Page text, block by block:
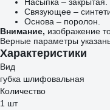
Связующее –
Основа – поролон.
Внимание, изображение
Верные параметры указаны
Характеристики
Вид
губка шлифовальная
Количество
1 шт